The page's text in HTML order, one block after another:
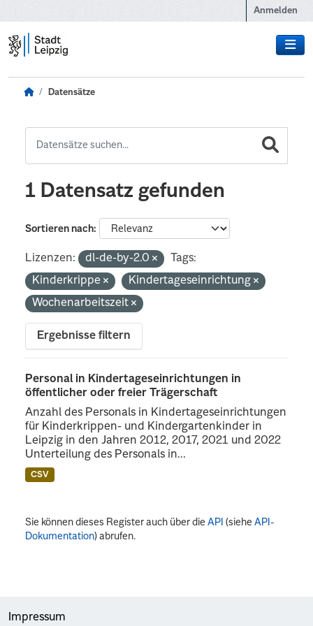
Anmelden
Datensätze
1 Datensatz gefunden
Sortieren nach
Lizenzen: dl-de-by-2.0
Tags:
Kinderkrippe
Kindertageseinrichtung
Wochenarbeitszeit
Ergebnisse filtern
Personal in Kindertageseinrichtungen in
öffentlicher oder freier Trägerschaft
Anzahl des Personals in Kindertageseinrichtungen
für Kinderkrippen- und Kindergartenkinder in
Leipzig in den Jahren 2012, 2017, 2021 und 2022
Unterteilung des Personals in...
CSV
Sie können dieses Register auch über dieAPI (sieheAPI-
Dokumentation) abrufen.
Impressum